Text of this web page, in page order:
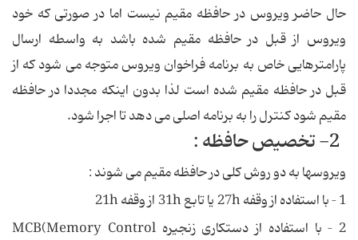
حال حاضر ویروس در حافظه مقیم نیست اما در صورتی كه خود
ویروس از قبل در حافظه مقیم شده باشد به واسطه ارسال
پارامترهایی خاص به برنامه فراخوان ویروس متوجه می شود كه از
قبل در حافظه مقیم شده است لذا بدون اینكه مجددا در حافظه
مقیم شود كنترل را به برنامه اصلی می دهد تا اجرا شود.
ویروسها به دو روش كلی در حافظه مقیم می شوند :
1 – با استفاده از وقفه 27h یا تابع 31h از وقفه 21h
2 – با استفاده از دستكاری زنجیره MCB(Memory Control